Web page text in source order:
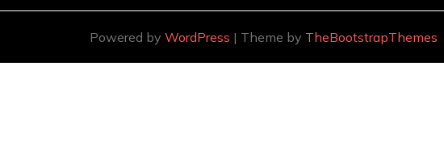
Powered by WordPress | Theme by TheBootstrapThemes